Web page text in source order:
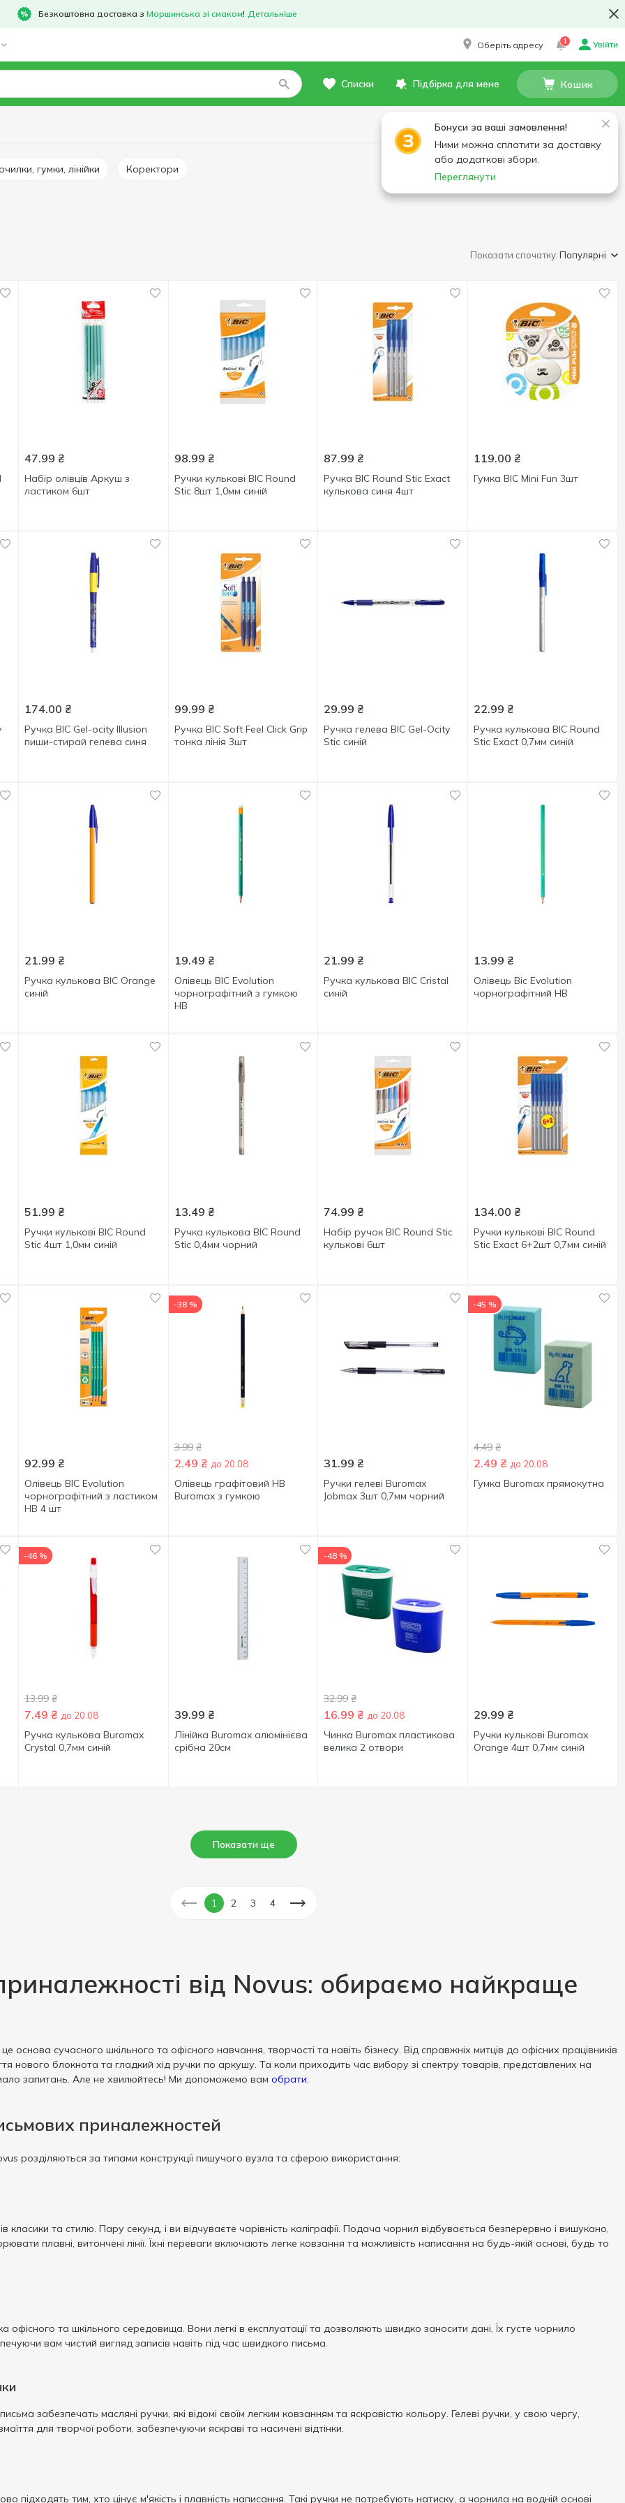
Безкоштовна доставка з Моршинська зі смаком! Детальніше
Оберіть адресу 1 Увійти
Списки Підбірка для мене Кошик
Бонуси за ваші замовлення!
Ними можна сплатити за доставку
або додаткові збори.
Переглянути
гумки, лінійки Коректори
Показати спочатку:Популярні
47.99 ₴
Набір олівців Аркуш з
ластиком 6шт
98.99 ₴
Ручки кулькові BIC Round
Stic 8шт 1,0мм синій
87.99 ₴
Ручка BIC Round Stic Exact
кулькова синя 4шт
119.00 ₴
Гумка BIC Mini Fun 3шт
174.00 ₴
Ручка BIC Gel-ocity Illusion
пиши-стирай гелева синя
99.99 ₴
Ручка ВІС Soft Feel Click Grip
тонка лінія 3шт
29.99 ₴
Ручка гелева BIC Gel-Ocity
Stic синій
22.99 ₴
Ручка кулькова BIC Round
Stic Exact 0,7мм синій
21.99 ₴
Ручка кулькова BIC Orange
синій
19.49 ₴
Олівець BIC Evolution
чорнографітний з гумкою
HB
21.99 ₴
Ручка кулькова BIC Cristal
синій
13.99 ₴
Олівець Bic Evolution
чорнографітний HB
51.99 ₴
Ручки кулькові BIC Round
Stic 4шт 1,0мм синій
13.49 ₴
Ручка кулькова BIC Round
Stic 0,4мм чорний
74.99 ₴
Набір ручок BIC Round Stic
кулькові 6шт
134.00 ₴
Ручки кулькові BIC Round
Stic Exact 6+2шт 0,7мм синій
92.99 ₴
Олівець BIC Evolution
чорнографітний з ластиком
НВ 4 шт
-38 %
3.99 ₴
2.49 ₴ до 20.08
Олівець графітовий НВ
Buromax з гумкою
31.99 ₴
Ручки гелеві Buromax
Jobmax 3шт 0,7мм чорний
-45 %
4.49 ₴
2.49 ₴ до 20.08
Гумка Buromax прямокутна
-46 %
13.99 ₴
7.49 ₴ до 20.08
Ручка кулькова Buromax
Crystal 0,7мм синій
39.99 ₴
Лінійка Buromax алюмінієва
срібна 20см
-48 %
32.99 ₴
16.99 ₴ до 20.08
Чинка Buromax пластикова
велика 2 отвори
29.99 ₴
Ручки кулькові Buromax
Orange 4шт 0,7мм синій
Показати ще
1 2 3 4
від Novus: обираємо найкраще
основа сучасного шкільного та офісного навчання, творчості та навіть бізнесу. Від справжніх митців до офісних працівників
нового блокнота та гладкий хід ручки по аркушу. Та коли приходить час вибору зі спектру товарів, представлених на
запитань. Але не хвилюйтесь! Ми допоможемо вам обрати.
приналежностей
розділяються за типами конструкції пишучого вузла та сферою використання:
класики та стилю. Пару секунд, і ви відчуваєте чарівність каліграфії. Подача чорнил відбувається безперервно і вишукано,
плавні, витончені лінії. Їхні переваги включають легке ковзання та можливість написання на будь-якій основі, будь то
офісного та шкільного середовища. Вони легкі в експлуатації та дозволяють швидко заносити дані. Їх густе чорнило
вам чистий вигляд записів навіть під час швидкого письма.
забезпечать масляні ручки, які відомі своїм легким ковзанням та яскравістю кольору. Гелеві ручки, у свою чергу,
для творчої роботи, забезпечуючи яскраві та насичені відтінки.
підходять тим, хто цінує м'якість і плавність написання. Такі ручки не потребують натиску, а чорнила на водній основі